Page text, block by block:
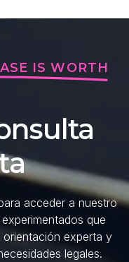
IS WORTH
acceder a nuestro
que
experta y
legales.